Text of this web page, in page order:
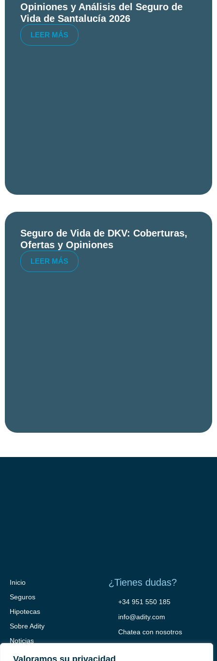
Valoramos su privacidad
Opiniones y Análisis del Seguro de
Vida de Santalucía 2026
LEER MÁS
Seguro de Vida de DKV: Coberturas,
Ofertas y Opiniones
LEER MÁS
Inicio
Seguros
Hipotecas
Sobre Adity
Noticias
Contacto
¿Tienes dudas?
+34 951 550 185
info@adity.com
Chatea con nosotros